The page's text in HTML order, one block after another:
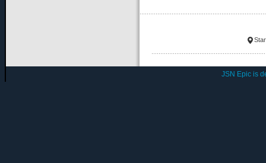
JSN Epic is